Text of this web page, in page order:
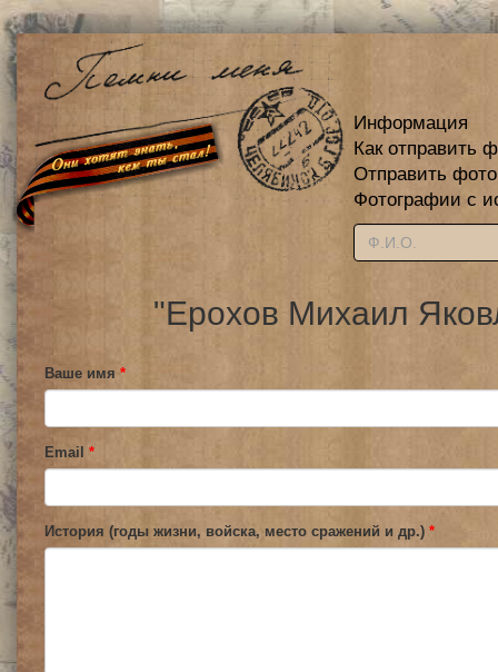
Информация
Как отправить
Отправить
Фотографии с
"Ерохов Михаил
Ваше имя *
Email *
История (годы жизни, войска, место сражений и др.) *